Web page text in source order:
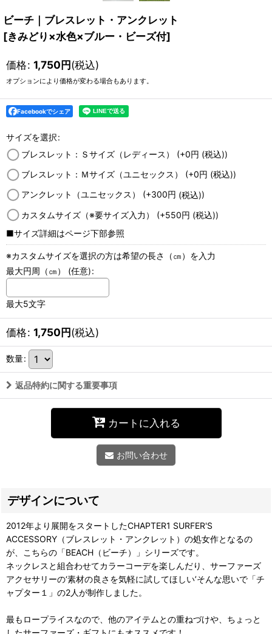
ビーチ｜ブレスレット・アンクレット
[きみどり×水色×ブルー・ビーズ付]
価格: 1,750円(税込)
オプションにより価格が変わる場合もあります。
Facebookでシェア
サイズを選択:
ブレスレット：Ｓサイズ（レディース） (+0円 (税込))
ブレスレット：Ｍサイズ（ユニセックス） (+0円 (税込))
アンクレット（ユニセックス） (+300円 (税込))
カスタムサイズ（※要サイズ入力） (+550円 (税込))
■サイズ詳細はページ下部参照
※カスタムサイズを選択の方は希望の長さ（㎝）を入力
最大円周（㎝） (任意):
最大5文字
価格: 1,750円(税込)
数量:
返品特約に関する重要事項
カートに入れる
お問い合わせ
デザインについて
2012年より展開をスタートしたCHAPTER1 SURFER'S
ACCESSORY（ブレスレット・アンクレット）の処女作となるの
が、こちらの「BEACH（ビーチ）」シリーズです。
ネックレスと組合わせてカラーコーデを楽しんだり、サーファーズ
アクセサリーの‘素材の良さを気軽に試してほしい’そんな思いで「チ
ャプター１」の2人が制作しました。
最もロープライスなので、他のアイテムとの重ねづけや、ちょっと